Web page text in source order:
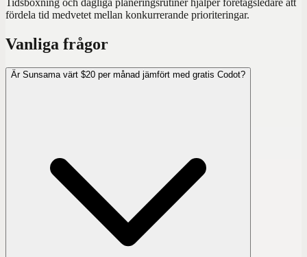
fördela tid medvetet mellan konkurrerande prioriteringar.
Vanliga frågor
Är Sunsama värt $20 per månad jämfört med gratis Codot?